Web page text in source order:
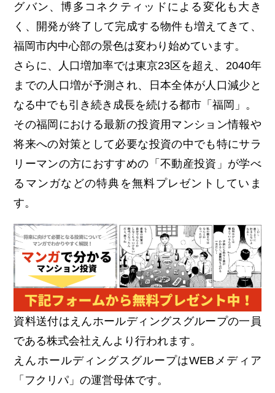
グバン、博多コネクティッドによる変化も大き
く、開発が終了して完成する物件も増えてきて、
福岡市内中心部の景色は変わり始めています。
さらに、人口増加率では東京23区を超え、2040年
までの人口増が予測され、日本全体が人口減少と
なる中でも引き続き成長を続ける都市「福岡」。
その福岡における最新の投資用マンション情報や
将来への対策として必要な投資の中でも特にサラ
リーマンの方におすすめの「不動産投資」が学べ
るマンガなどの特典を無料プレゼントしていま
す。
資料送付はえんホールディングスグループの一員
である株式会社えんより行われます。
えんホールディングスグループはWEBメディア
「フクリパ」の運営母体です。